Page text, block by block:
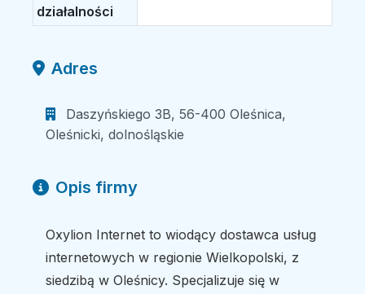
działalności
Adres
Daszyńskiego 3B, 56-400 Oleśnica,
Oleśnicki, dolnośląskie
Opis firmy
Oxylion Internet to wiodący dostawca usług
internetowych w regionie Wielkopolski, z
siedzibą w Oleśnicy. Specjalizuje się w